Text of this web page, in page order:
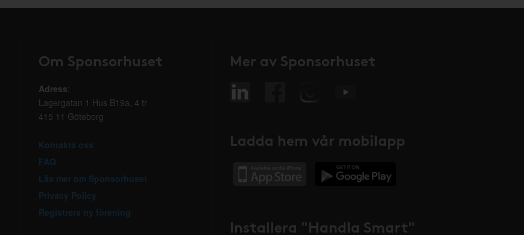
Om Sponsorhuset
Adress:
Lagergatan 1 Hus B19a, 4 tr
415 11 Göteborg
Kontakta oss
FAQ
Läs mer om Sponsorhuset
Privacy Policy
Registrera ny förening
Mer av Sponsorhuset
Ladda hem vår mobilapp
Installera "Handla Smart"